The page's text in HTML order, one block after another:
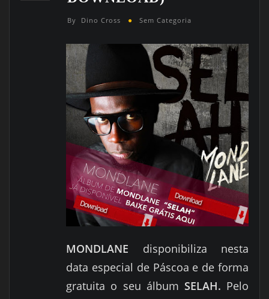
By Dino Cross Sem Categoria
MONDLANE disponibiliza nesta
data especial de Páscoa e de forma
gratuita o seu álbum SELAH. Pelo